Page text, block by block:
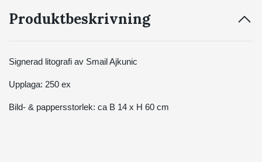
Produktbeskrivning
Signerad litografi av Smail Ajkunic
Upplaga: 250 ex
Bild- & pappersstorlek: ca B 14 x H 60 cm